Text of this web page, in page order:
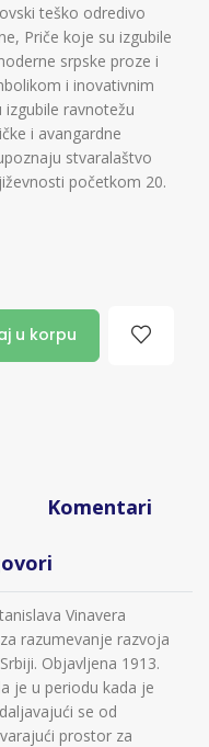
teško odredivo
Priče koje su izgubile
srpske proze i
i inovativnim
ravnotežu
i avangardne
stvaralaštvo
početkom 20.
u korpu
Komentari
Vinavera
razumevanje razvoja
Objavljena 1913.
je u periodu kada je
se od
prostor za